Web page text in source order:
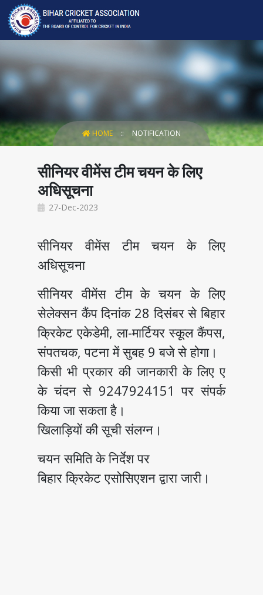
HOME NOTIFICATION
सीनियर वीमेंस टीम चयन के लिए
अधिसूचना
27-Dec-2023
सीनियर वीमेंस टीम चयन के लिए
अधिसूचना
सीनियर वीमेंस टीम के चयन के लिए
सेलेक्सन कैंप दिनांक 28 दिसंबर से बिहार
क्रिकेट एकेडेमी, ला-मार्टियर स्कूल कैंपस,
संपतचक, पटना में सुबह 9 बजे से होगा।
किसी भी प्रकार की जानकारी के लिए ए
के चंदन से 9247924151 पर संपर्क
किया जा सकता है।
खिलाड़ियों की सूची संलग्न।
चयन समिति के निर्देश पर
बिहार क्रिकेट एसोसिएशन द्वारा जारी।